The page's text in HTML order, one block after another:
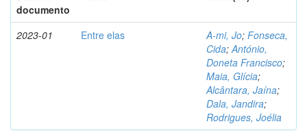
documento
2023-01 Entre elas A-mi, Jo; Fonseca,
Cida;António,
Doneta Francisco;
Maia, Glícia;
Alcântara, Jaína;
Dala, Jandira;
Rodrigues, Joélia